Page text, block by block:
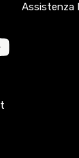
Assistenza